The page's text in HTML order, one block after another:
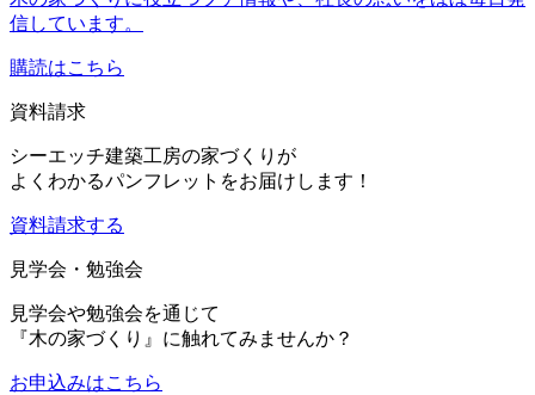
信しています。
購読はこちら
資料請求
シーエッチ建築工房の家づくりが
よくわかるパンフレットをお届けします！
資料請求する
見学会・勉強会
見学会や勉強会を通じて
『木の家づくり』に触れてみませんか？
お申込みはこちら